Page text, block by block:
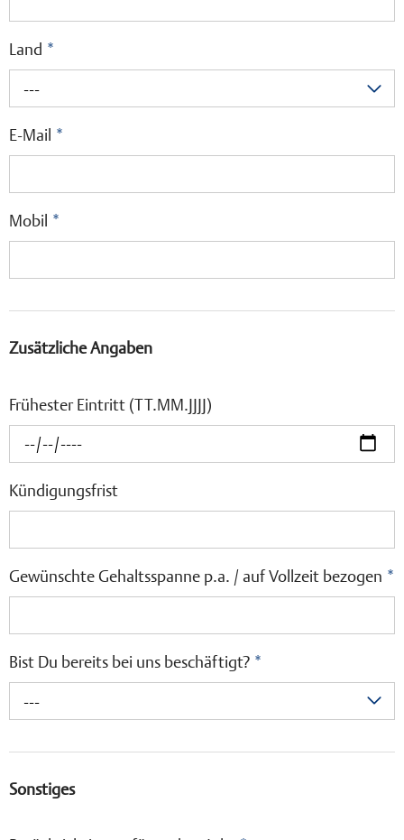
Land *
---
E-Mail *
Mobil *
Zusätzliche Angaben
Frühester Eintritt (TT.MM.JJJJ)
Kündigungsfrist
Gewünschte Gehaltsspanne p.a. / auf Vollzeit bezogen *
Bist Du bereits bei uns beschäftigt? *
---
Sonstiges